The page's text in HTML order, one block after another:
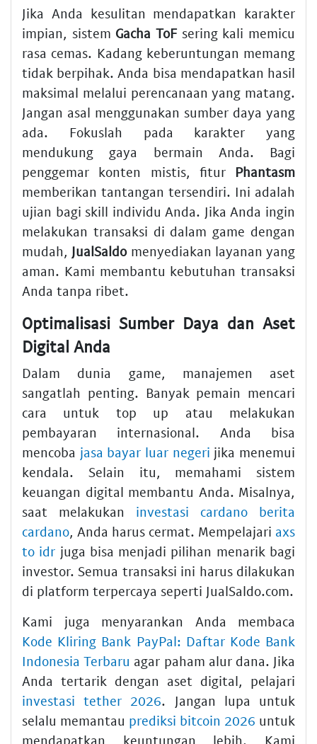
Jika Anda kesulitan mendapatkan karakter
impian, sistem Gacha ToFsering kali memicu
rasa cemas. Kadang keberuntungan memang
tidak berpihak. Anda bisa mendapatkan hasil
maksimal melalui perencanaan yang matang.
Jangan asal menggunakan sumber daya yang
ada. Fokuslah pada karakter yang
mendukung gaya bermain Anda. Bagi
penggemar konten mistis, fitur Phantasm
memberikan tantangan tersendiri. Ini adalah
ujian bagi skill individu Anda. Jika Anda ingin
melakukan transaksi di dalam game dengan
mudah, JualSaldomenyediakan layanan yang
aman. Kami membantu kebutuhan transaksi
Anda tanpa ribet.
Optimalisasi Sumber Daya dan Aset
Digital Anda
Dalam dunia game, manajemen aset
sangatlah penting. Banyak pemain mencari
cara untuk top up atau melakukan
pembayaran internasional. Anda bisa
mencoba jasa bayar luar negeri jika menemui
kendala. Selain itu, memahami sistem
keuangan digital membantu Anda. Misalnya,
saat melakukan investasi cardano berita
cardano, Anda harus cermat. Mempelajari axs
to idr juga bisa menjadi pilihan menarik bagi
investor. Semua transaksi ini harus dilakukan
di platform terpercaya seperti JualSaldo.com.
Kami juga menyarankan Anda membaca
Kode Kliring Bank PayPal: Daftar Kode Bank
Indonesia Terbaru agar paham alur dana. Jika
Anda tertarik dengan aset digital, pelajari
investasi tether 2026. Jangan lupa untuk
selalu memantau prediksi bitcoin 2026 untuk
mendapatkan keuntungan lebih. Kami